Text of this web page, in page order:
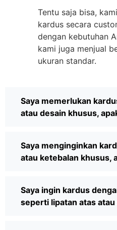
Tentu saja bisa,
kardus secara
dengan kebutuhan
kami juga menjual
ukuran standar.
Saya memerlukan
atau desain khusus,
Saya menginginkan
atau ketebalan khusus,
Saya ingin kardus
seperti lipatan atas atau